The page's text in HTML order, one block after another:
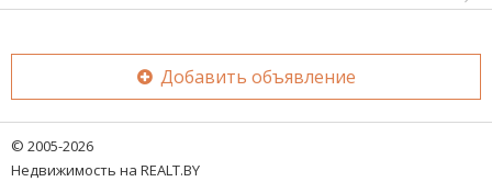
Добавить объявление
© 2005-2026
Недвижимость на REALT.BY